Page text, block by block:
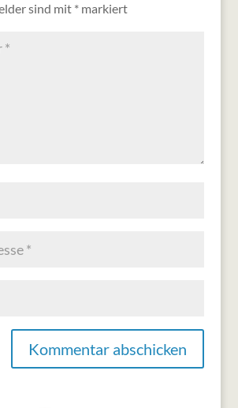
sind mit *markiert
Kommentar abschicken